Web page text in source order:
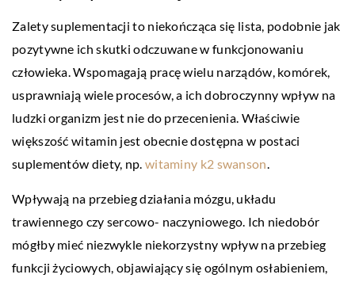
Zalety suplementacji to niekończąca się lista, podobnie jak
pozytywne ich skutki odczuwane w funkcjonowaniu
człowieka. Wspomagają pracę wielu narządów, komórek,
usprawniają wiele procesów, a ich dobroczynny wpływ na
ludzki organizm jest nie do przecenienia. Właściwie
większość witamin jest obecnie dostępna w postaci
suplementów diety, np. witaminy k2 swanson.
Wpływają na przebieg działania mózgu, układu
trawiennego czy sercowo- naczyniowego. Ich niedobór
mógłby mieć niezwykle niekorzystny wpływ na przebieg
funkcji życiowych, objawiający się ogólnym osłabieniem,